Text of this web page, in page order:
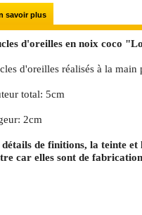
savoir plus
d'oreilles en noix coco
d'oreilles réalisés à la
total: 5cm
2cm
détails de finitions, la teinte
car elles sont de